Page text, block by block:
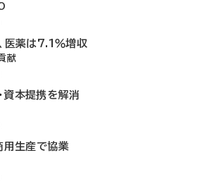
医薬は7.1％増収
献
資本提携を解消
生産で協業